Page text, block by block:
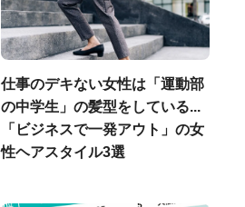
仕事のデキない女性は「運動部
の中学生」の髪型をしている...
「ビジネスで一発アウト」の女
性ヘアスタイル3選